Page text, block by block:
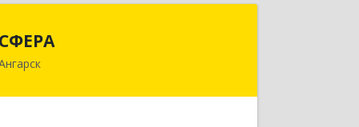
СФЕРА
665816, Иркутская обл, Ангарск г, 177-